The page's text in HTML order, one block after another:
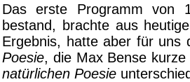
Das erste Programm von
bestand, brachte aus
Ergebnis, hatte aber für
Poesie, die Max Bense
natürlichen Poesie